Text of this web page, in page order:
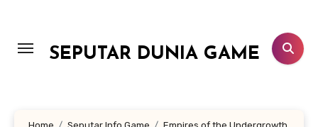
konten
SEPUTAR DUNIA GAME